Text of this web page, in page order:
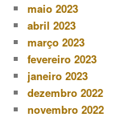
maio 2023
abril 2023
março 2023
fevereiro 2023
janeiro 2023
dezembro 2022
novembro 2022